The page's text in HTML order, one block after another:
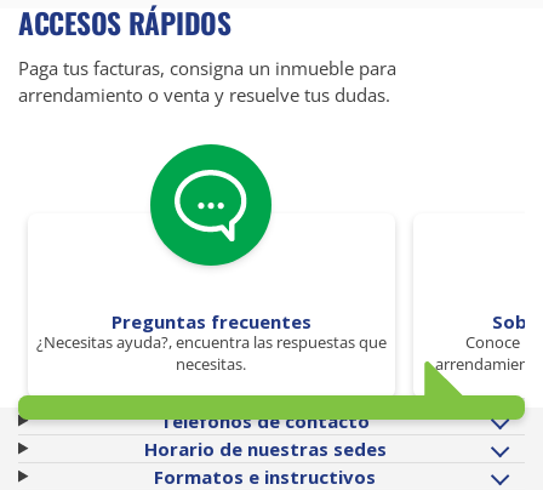
ACCESOS RÁPIDOS
Paga tus facturas, consigna un inmueble para
arrendamiento o venta y resuelve tus dudas.
Preguntas frecuentes
¿Necesitas ayuda?, encuentra las respuestas que
necesitas.
Conoce
Teléfonos de contacto
Horario de nuestras sedes
Formatos e instructivos